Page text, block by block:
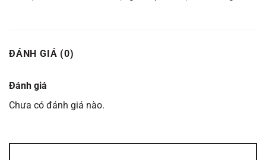
ĐÁNH GIÁ (0)
Đánh giá
Chưa có đánh giá nào.